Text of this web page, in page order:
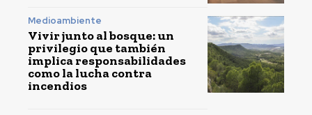
Medioambiente
Vivir junto al bosque: un
privilegio que también
implica responsabilidades
como la lucha contra
incendios